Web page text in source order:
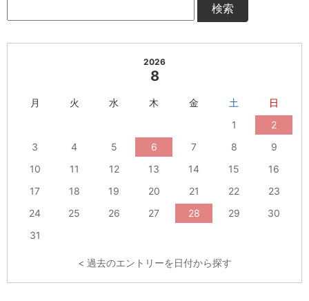
検索
2026
8
月 火 水 木 金 土
日
1
2
3
4 5 6 7 8
9
10
11 12 13 14 15
16
17
18 19 20 21 22
23
24
25 26 27 28 29
30
31
< 過去のエントリーを日付から探す